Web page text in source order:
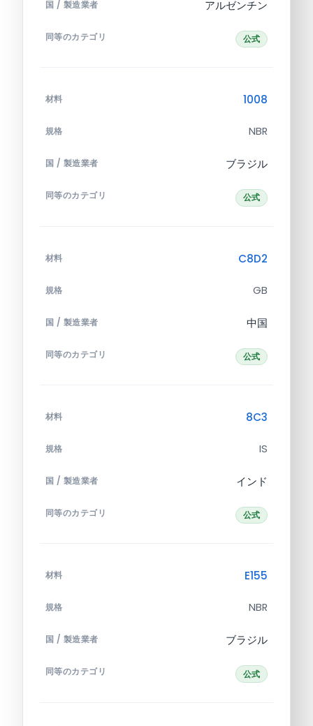
国 / 製造業者 アルゼンチン
同等のカテゴリ 公式
材料 1008
規格 NBR
国 / 製造業者 ブラジル
同等のカテゴリ 公式
材料 C8D2
規格 GB
国 / 製造業者 中国
同等のカテゴリ 公式
材料 8C3
規格 IS
国 / 製造業者 インド
同等のカテゴリ 公式
材料 E155
規格 NBR
国 / 製造業者 ブラジル
同等のカテゴリ 公式